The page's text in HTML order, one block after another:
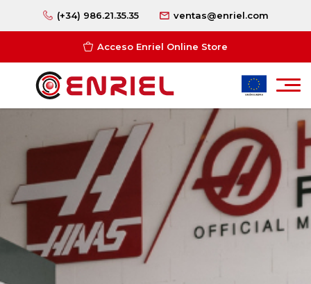
(+34) 986.21.35.35 ventas@enriel.com
Acceso Enriel Online Store